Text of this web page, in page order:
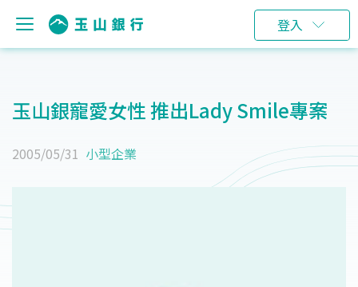
登入
玉山銀寵愛女性 推出Lady Smile專案
2005/05/31 小型企業